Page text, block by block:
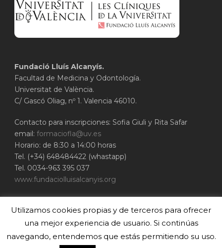
Fundació Lluís Alcanyís.
Facultad de Medicina y Odontología.
Universitat de València.
C/ Gascó Oliag, nº 1. Valencia 46010.
Contacto para inscripciones: Sofia Giuli y Rita Safar
email: formaciofla@uv.es
Horario: de 8:30 a 14:00 horas
Tel. (+34) 648484422 (whastapp)
Tel. 0034-963 395 037
www.fundaciolluisalcanyis.org
ValenciaUniversitat de València
www.adeituv.es
Utilizamos cookies propias y de terceros para ofrecer
una mejor experiencia de usuario. Si continúas
navegando, entendemos que estás permitiendo su uso.